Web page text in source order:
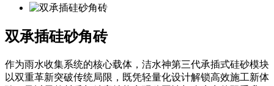
双承插硅砂角砖
作为雨水收集系统的核心载体，洁水神第三代承插式硅砂模块
以双重革新突破传统局限，既凭轻量化设计解锁高效施工新体